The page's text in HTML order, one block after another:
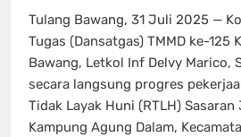
Tulang Bawang, 31 Juli 2025 —
Tugas (Dansatgas) TMMD ke-125
Bawang, Letkol Inf Delvy Marico,
secara langsung progres
Tidak Layak Huni (RTLH) Sasaran
Kampung Agung Dalam,